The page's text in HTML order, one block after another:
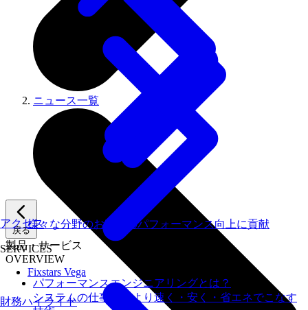
戻る
製品・サービス
OVERVIEW
パフォーマンスエンジニアリングとは？
システムの仕事を、より速く・安く・省エネでこなす
アクセス様々な分野のお客様のパフォーマンス向上に貢献
SERVICES
Fixstars Vega
財務ハイライト
ニュース一覧